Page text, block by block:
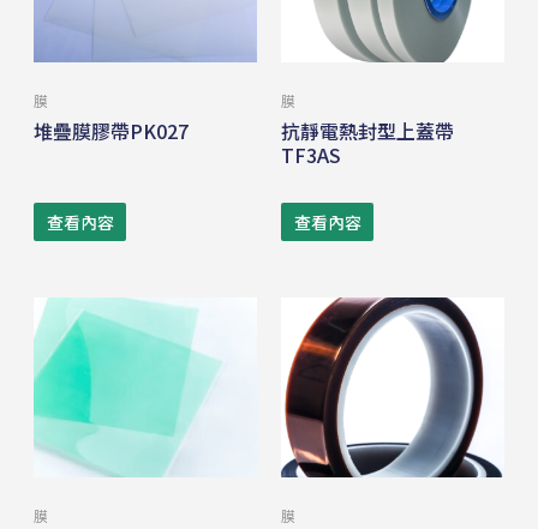
膜
堆疊膜膠帶PK027
查看內容
膜
抗靜電熱封型上蓋帶
TF3AS
查看內容
膜 膜